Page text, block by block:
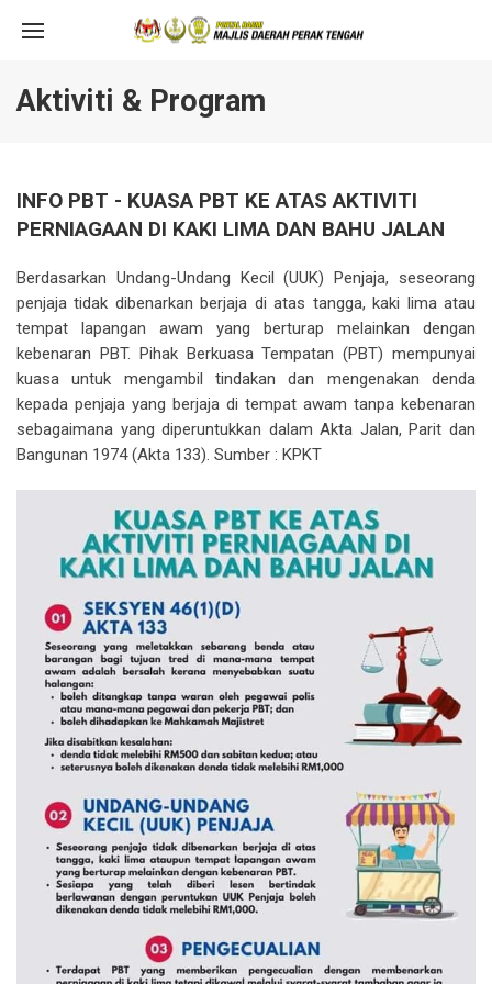
Aktiviti & Program
INFO PBT - KUASA PBT KE ATAS AKTIVITI
PERNIAGAAN DI KAKI LIMA DAN BAHU JALAN
Berdasarkan Undang-Undang Kecil (UUK) Penjaja, seseorang
penjaja tidak dibenarkan berjaja di atas tangga, kaki lima atau
tempat lapangan awam yang berturap melainkan dengan
kebenaran PBT. Pihak Berkuasa Tempatan (PBT) mempunyai
kuasa untuk mengambil tindakan dan mengenakan denda
kepada penjaja yang berjaja di tempat awam tanpa kebenaran
sebagaimana yang diperuntukkan dalam Akta Jalan, Parit dan
Bangunan 1974 (Akta 133). Sumber : KPKT